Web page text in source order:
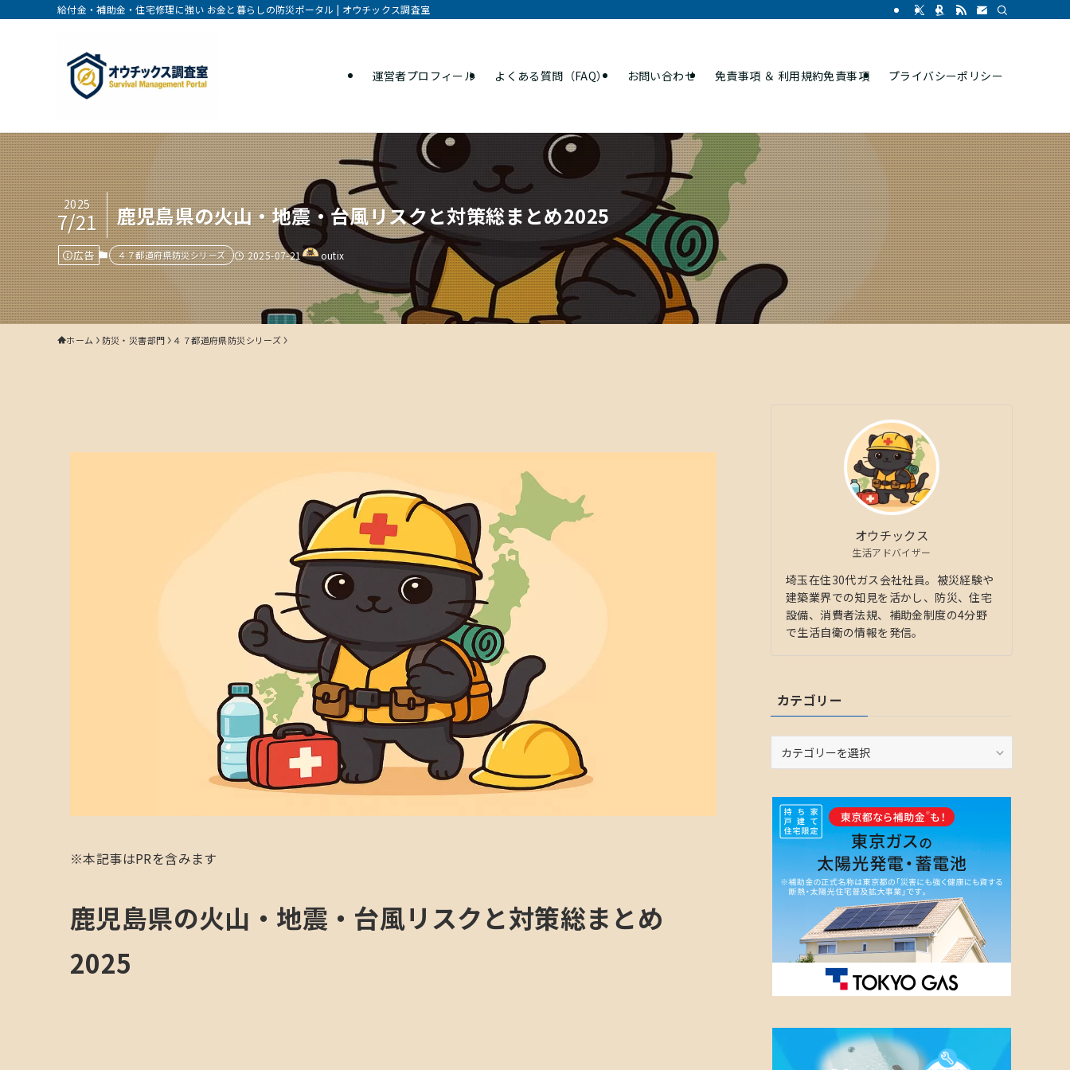
給付金・補助金・住宅修理に強い お金と暮らしの防災ポータル | オウチックス調査室
運営者プロフィール よくある質問（FAQ） お問い合わせ 免責事項 ＆ 利用規約免責事項 プライバシーポリシー
鹿児島県の火山・地震・台風リスクと対策総まとめ2025
2025
7/21
広告 ４７都道府県防災シリーズ 2025-07-21 outix
ホーム 防災・災害部門 ４７都道府県防災シリーズ
※本記事はPRを含みます
鹿児島県の火山・地震・台風リスクと対策総まとめ
2025
オウチックス
生活アドバイザー
埼玉在住30代ガス会社社員。被災経験や
建築業界での知見を活かし、防災、住宅
設備、消費者法規、補助金制度の4分野
で生活自衛の情報を発信。
カテゴリー
リ